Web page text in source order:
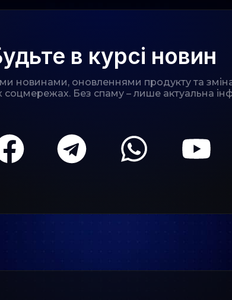
в курсі новин
новинами, оновленнями продукту та
Без спаму – лише актуальна